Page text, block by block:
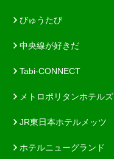
びゅうたび
中央線が好きだ
Tabi-CONNECT
メトロポリタンホテルズ
JR東日本ホテルメッツ
ホテルニューグランド